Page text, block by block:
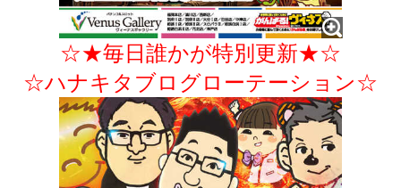
☆★毎日誰かが特別更新★☆
☆ハナキタブログローテーション☆